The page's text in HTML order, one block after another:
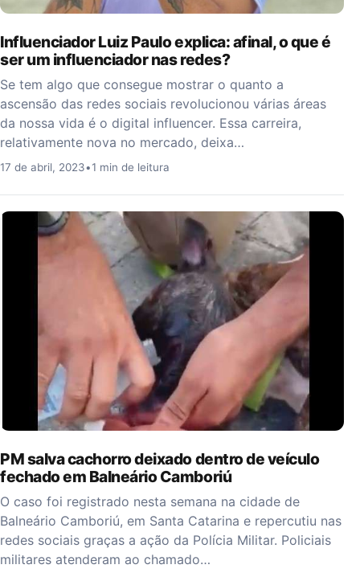
Influenciador Luiz Paulo explica: afinal, o que é
ser um influenciador nas redes?
Se tem algo que consegue mostrar o quanto a
ascensão das redes sociais revolucionou várias áreas
da nossa vida é o digital influencer. Essa carreira,
relativamente nova no mercado, deixa…
17 de abril, 2023•1 min de leitura
PM salva cachorro deixado dentro de veículo
fechado em Balneário Camboriú
O caso foi registrado nesta semana na cidade de
Balneário Camboriú, em Santa Catarina e repercutiu nas
redes sociais graças a ação da Polícia Militar. Policiais
militares atenderam ao chamado…